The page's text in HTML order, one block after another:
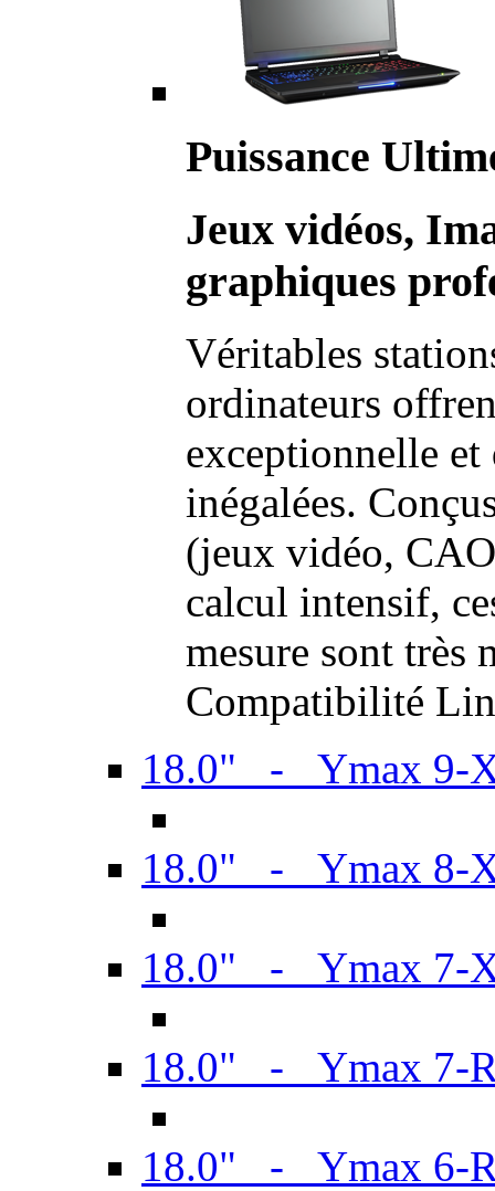
Puissance
Jeux vidéos,
graphiques
Véritables
ordinateurs
exceptionnelle et
inégalées.
(jeux vidéo,
calcul intensif,
mesure sont très
Compatibilité
18.0" - Ymax 9-
18.0" - Ymax 8-
18.0" - Ymax 7-
18.0" - Ymax 7-
18.0" - Ymax 6-